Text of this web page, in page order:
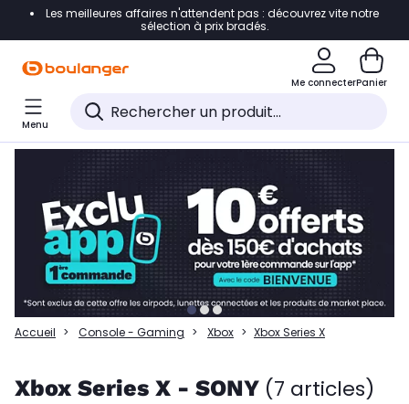
Accéder directement à la navigation
Accéder directement à la liste des produits
Accéder directement au contenu
Accéder directement au pied de page
Accéder directement au chatbot
Les meilleures affaires n'attendent pas : découvrez vite notre
sélection à prix bradés.
Me connecterPanier
Menu
Accueil Console - Gaming Xbox Xbox Series X
Xbox Series X - SONY (7 articles)